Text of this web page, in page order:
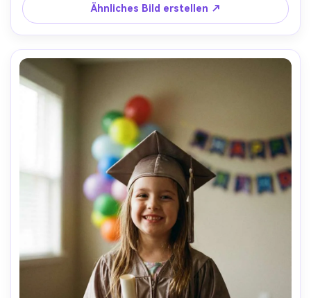
logos, kein lesbarer Schultext- -ar 4:5
Ähnliches Bild erstellen ↗